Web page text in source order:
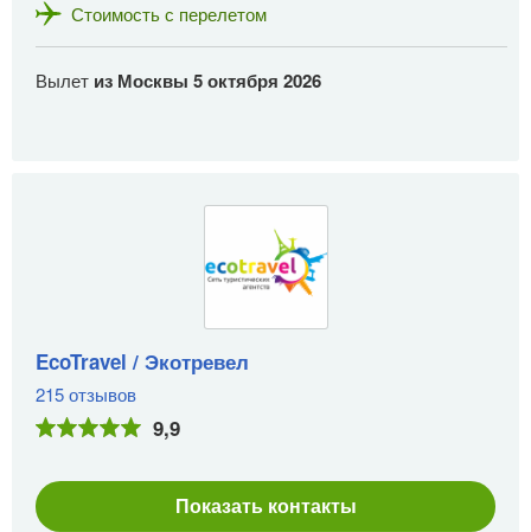
Стоимость с перелетом
Вылет из Москвы 5 октября 2026
EcoTravel / Экотревел
215 отзывов
9,9
Показать контакты